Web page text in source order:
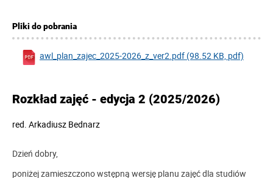
Pliki do pobrania
awl_plan_zajec_2025-2026_z_ver2.pdf (98.52 KB, pdf)
Rozkład zajęć - edycja 2 (2025/2026)
red. Arkadiusz Bednarz
Dzień dobry,
poniżej zamieszczono wstępną wersję planu zajęć dla studiów